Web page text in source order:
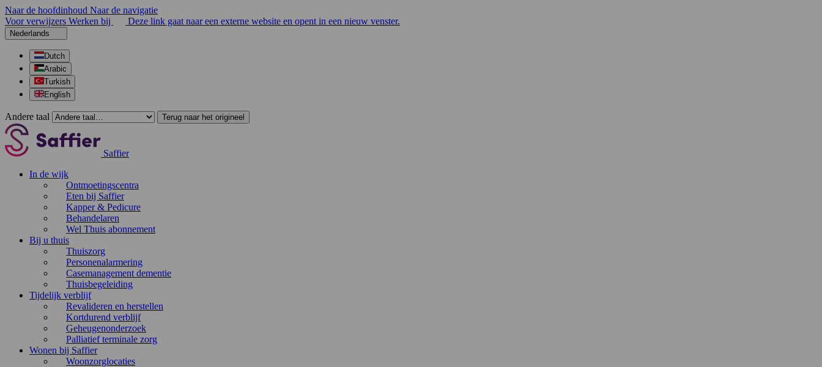
Naar de hoofdinhoud Naar de navigatie
Voor verwijzers Werken bij Deze link gaat naar een externe website en opent in een nieuw venster.
Nederlands
Dutch
Arabic
Turkish
English
Andere taal Terug naar het origineel
Saffier
In de wijk
Ontmoetingscentra
Eten bij Saffier
Kapper & Pedicure
Behandelaren
Wel Thuis abonnement
Bij u thuis
Thuiszorg
Personenalarmering
Casemanagement dementie
Thuisbegeleiding
Tijdelijk verblijf
Revalideren en herstellen
Kortdurend verblijf
Geheugenonderzoek
Palliatief terminale zorg
Wonen bij Saffier
Woonzorglocaties